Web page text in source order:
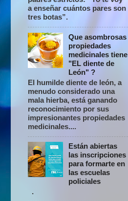
a enseñar cuántos pares son
tres botas”.
Que asombrosas
propiedades
medicinales tiene
"EL diente de
León" ?
El humilde diente de león, a
menudo considerado una
mala hierba, está ganando
reconocimiento por sus
impresionantes propiedades
medicinales....
Están abiertas
las inscripciones
para formarte en
las escuelas
policiales
.